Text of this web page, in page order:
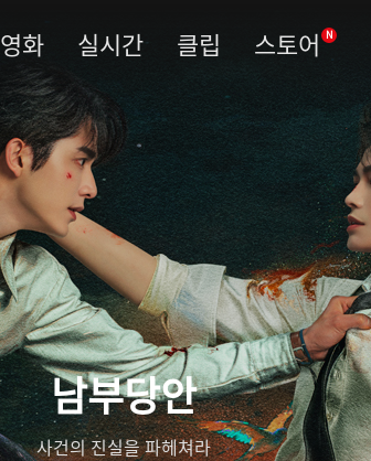
영화 실시간 클립 스토어 N
남부당안
사건의 진실을 파헤쳐라